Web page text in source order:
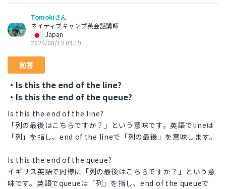
Tomokiさん
ネイティブキャンプ英会話講師
Japan
2024/08/13 09:19
回答
・Is this the end of the line?
・Is this the end of the queue?
Is this the end of the line?
「列の最後はこちらですか？」という意味です。英語でlineは
「列」を指し、end of the lineで「列の最後」を意味します。
Is this the end of the queue?
イギリス英語で同様に「列の最後はこちらですか？」という意
味です。英語でqueueは「列」を指し、end of the queueで